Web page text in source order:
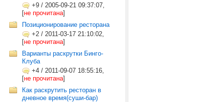
+9 / 2005-09-21 09:37:07,
[не прочитана]
Позиционирование ресторана
+2 / 2011-03-17 21:10:02,
[не прочитана]
Варианты раскрутки Бинго-
Клуба
+4 / 2011-09-07 18:55:16,
[не прочитана]
Как раскрутить ресторан в
дневное время(суши-бар)